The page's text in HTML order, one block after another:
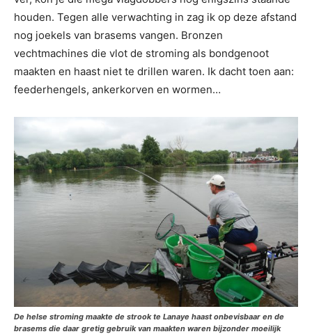
houden. Tegen alle verwachting in zag ik op deze afstand
nog joekels van brasems vangen. Bronzen
vechtmachines die vlot de stroming als bondgenoot
maakten en haast niet te drillen waren. Ik dacht toen aan:
feederhengels, ankerkorven en wormen…
De helse stroming maakte de strook te Lanaye haast onbevisbaar en de
brasems die daar gretig gebruik van maakten waren bijzonder moeilijk